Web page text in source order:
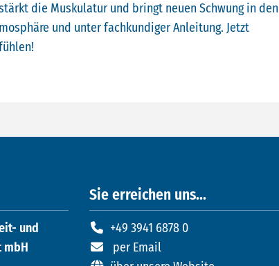
die Muskulatur und bringt neuen Schwung in den
und unter fachkundiger Anleitung. Jetzt
und
Sie erreichen uns...
+49 3941 6878 0
per Email